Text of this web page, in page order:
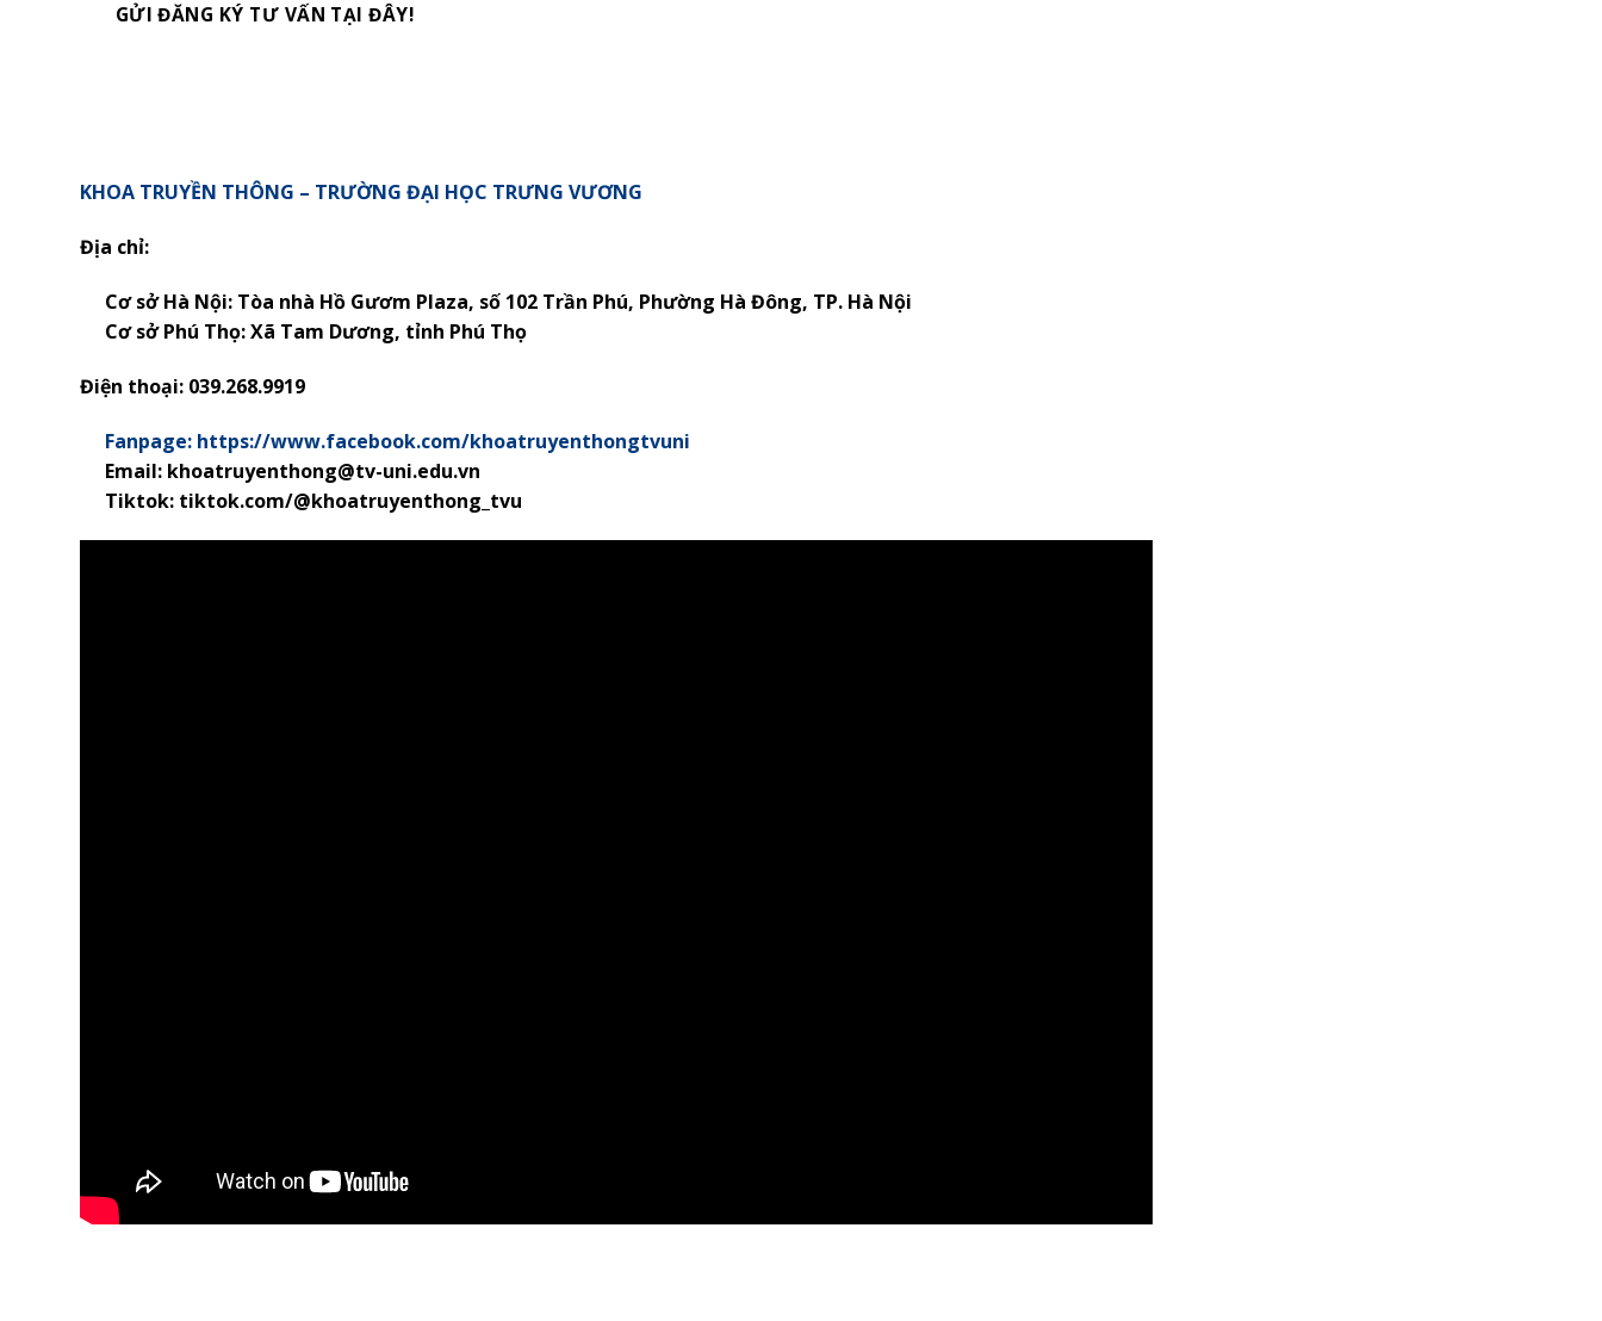
GỬI ĐĂNG KÝ TƯ VẤN TẠI ĐÂY!
KHOA TRUYỀN THÔNG – TRƯỜNG ĐẠI HỌC TRƯNG VƯƠNG
Địa chỉ:
Cơ sở Hà Nội: Tòa nhà Hồ Gươm Plaza, số 102 Trần Phú, Phường Hà Đông, TP. Hà Nội
Cơ sở Phú Thọ:Xã Tam Dương, tỉnh Phú Thọ
Điện thoại: 039.268.9919
Fanpage: https://www.facebook.com/khoatruyenthongtvuni
Email: khoatruyenthong@tv-uni.edu.vn
Tiktok: tiktok.com/@khoatruyenthong_tvu